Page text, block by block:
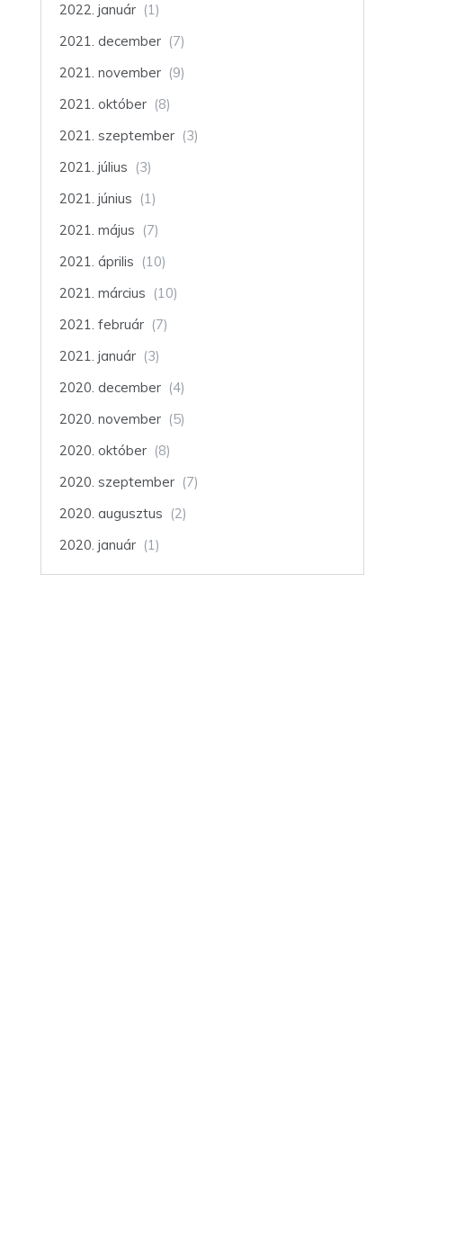
2022. január (1)
2021. december (7)
2021. november (9)
2021. október (8)
2021. szeptember (3)
2021. július (3)
2021. június (1)
2021. május (7)
2021. április (10)
2021. március (10)
2021. február (7)
2021. január (3)
2020. december (4)
2020. november (5)
2020. október (8)
2020. szeptember (7)
2020. augusztus (2)
2020. január (1)